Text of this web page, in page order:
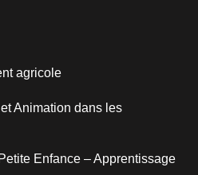
agricole
Animation dans les
Enfance – Apprentissage